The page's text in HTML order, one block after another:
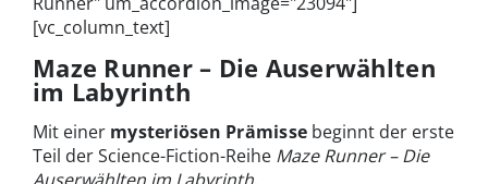
[vc_column_text]
Maze Runner – Die Auserwählten
im Labyrinth
Mit einer mysteriösen Prämisse beginnt der erste
Teil der Science-Fiction-Reihe Maze Runner – Die